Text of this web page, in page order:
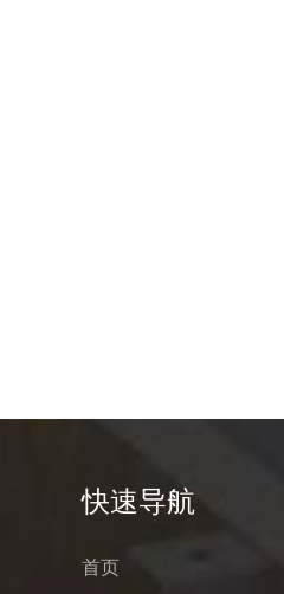
快速导航
首页